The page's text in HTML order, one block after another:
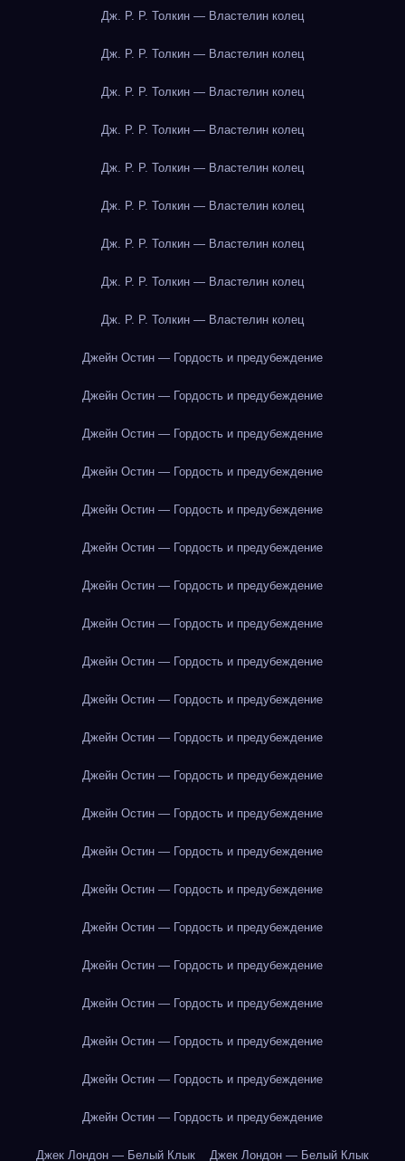
Дж. Р. Р. Толкин — Властелин колец
Дж. Р. Р. Толкин — Властелин колец
Дж. Р. Р. Толкин — Властелин колец
Дж. Р. Р. Толкин — Властелин колец
Дж. Р. Р. Толкин — Властелин колец
Дж. Р. Р. Толкин — Властелин колец
Дж. Р. Р. Толкин — Властелин колец
Дж. Р. Р. Толкин — Властелин колец
Дж. Р. Р. Толкин — Властелин колец
Джейн Остин — Гордость и предубеждение
Джейн Остин — Гордость и предубеждение
Джейн Остин — Гордость и предубеждение
Джейн Остин — Гордость и предубеждение
Джейн Остин — Гордость и предубеждение
Джейн Остин — Гордость и предубеждение
Джейн Остин — Гордость и предубеждение
Джейн Остин — Гордость и предубеждение
Джейн Остин — Гордость и предубеждение
Джейн Остин — Гордость и предубеждение
Джейн Остин — Гордость и предубеждение
Джейн Остин — Гордость и предубеждение
Джейн Остин — Гордость и предубеждение
Джейн Остин — Гордость и предубеждение
Джейн Остин — Гордость и предубеждение
Джейн Остин — Гордость и предубеждение
Джейн Остин — Гордость и предубеждение
Джейн Остин — Гордость и предубеждение
Джейн Остин — Гордость и предубеждение
Джейн Остин — Гордость и предубеждение
Джейн Остин — Гордость и предубеждение
Джек Лондон — Белый Клык Джек Лондон — Белый Клык